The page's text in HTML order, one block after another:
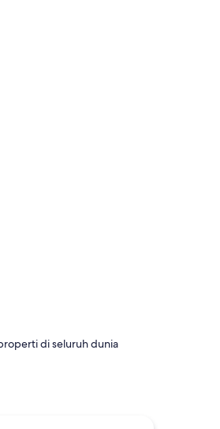
di seluruh dunia